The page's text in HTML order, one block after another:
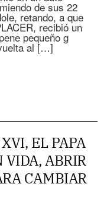
de sus 22
retando, a que
recibió un
pequeño g
al […]
XVI, EL PAPA
VIDA, ABRIR
CAMBIAR